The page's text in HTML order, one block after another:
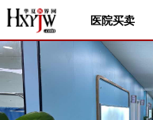
医院买卖